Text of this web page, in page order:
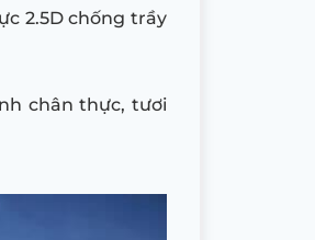
2.5D chống trầy
chân thực, tươi